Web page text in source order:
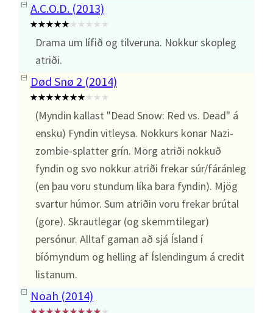
A.C.O.D. (2013)
Drama um lífið og tilveruna. Nokkur skopleg
atriði.
Død Snø 2 (2014)
(Myndin kallast "Dead Snow: Red vs. Dead" á
ensku) Fyndin vitleysa. Nokkurs konar Nazi-
zombie-splatter grín. Mörg atriði nokkuð
fyndin og svo nokkur atriði frekar súr/fáránleg
(en þau voru stundum líka bara fyndin). Mjög
svartur húmor. Sum atriðin voru frekar brútal
(gore). Skrautlegar (og skemmtilegar)
persónur. Alltaf gaman að sjá Ísland í
bíómyndum og helling af Íslendingum á credit
listanum.
Noah (2014)